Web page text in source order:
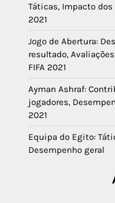
Táticas, Impacto dos
2021
Jogo de Abertura:
resultado,
FIFA 2021
Ayman Ashraf:
jogadores,
2021
Equipa do Egito:
Desempenho geral